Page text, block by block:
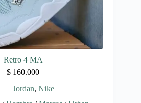
Retro 4 MA
$ 160.000
Jordan, Nike